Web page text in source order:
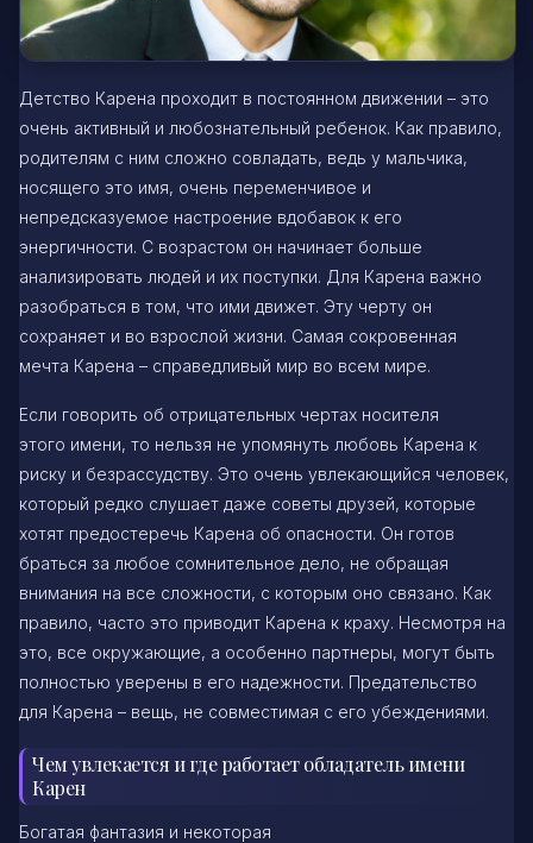
Детство Карена проходит в постоянном движении – это
очень активный и любознательный ребенок. Как правило,
родителям с ним сложно совладать, ведь у мальчика,
носящего это имя, очень переменчивое и
непредсказуемое настроение вдобавок к его
энергичности. С возрастом он начинает больше
анализировать людей и их поступки. Для Карена важно
разобраться в том, что ими движет. Эту черту он
сохраняет и во взрослой жизни. Самая сокровенная
мечта Карена – справедливый мир во всем мире.
Если говорить об отрицательных чертах носителя
этого имени, то нельзя не упомянуть любовь Карена к
риску и безрассудству. Это очень увлекающийся человек,
который редко слушает даже советы друзей, которые
хотят предостеречь Карена об опасности. Он готов
браться за любое сомнительное дело, не обращая
внимания на все сложности, с которым оно связано. Как
правило, часто это приводит Карена к краху. Несмотря на
это, все окружающие, а особенно партнеры, могут быть
полностью уверены в его надежности. Предательство
для Карена – вещь, не совместимая с его убеждениями.
Чем увлекается и где работает обладатель имени
Карен
Богатая фантазия и некоторая